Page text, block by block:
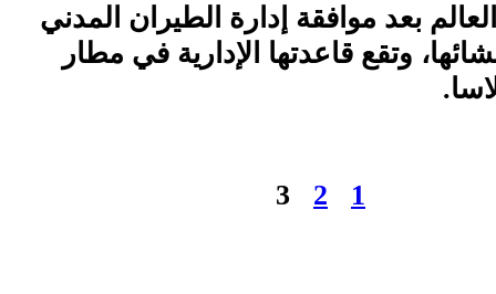
بعد موافقة إدارة الطيران المدني
وتقع قاعدتها الإدارية في مطار
1
2
3